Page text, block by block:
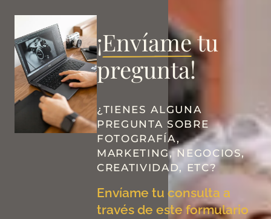
¡Envíametu
pregunta!
¿TIENES ALGUNA
PREGUNTA SOBRE
FOTOGRAFÍA,
MARKETING, NEGOCIOS,
CREATIVIDAD, ETC?
Envíame tu consulta a
través de este formulario